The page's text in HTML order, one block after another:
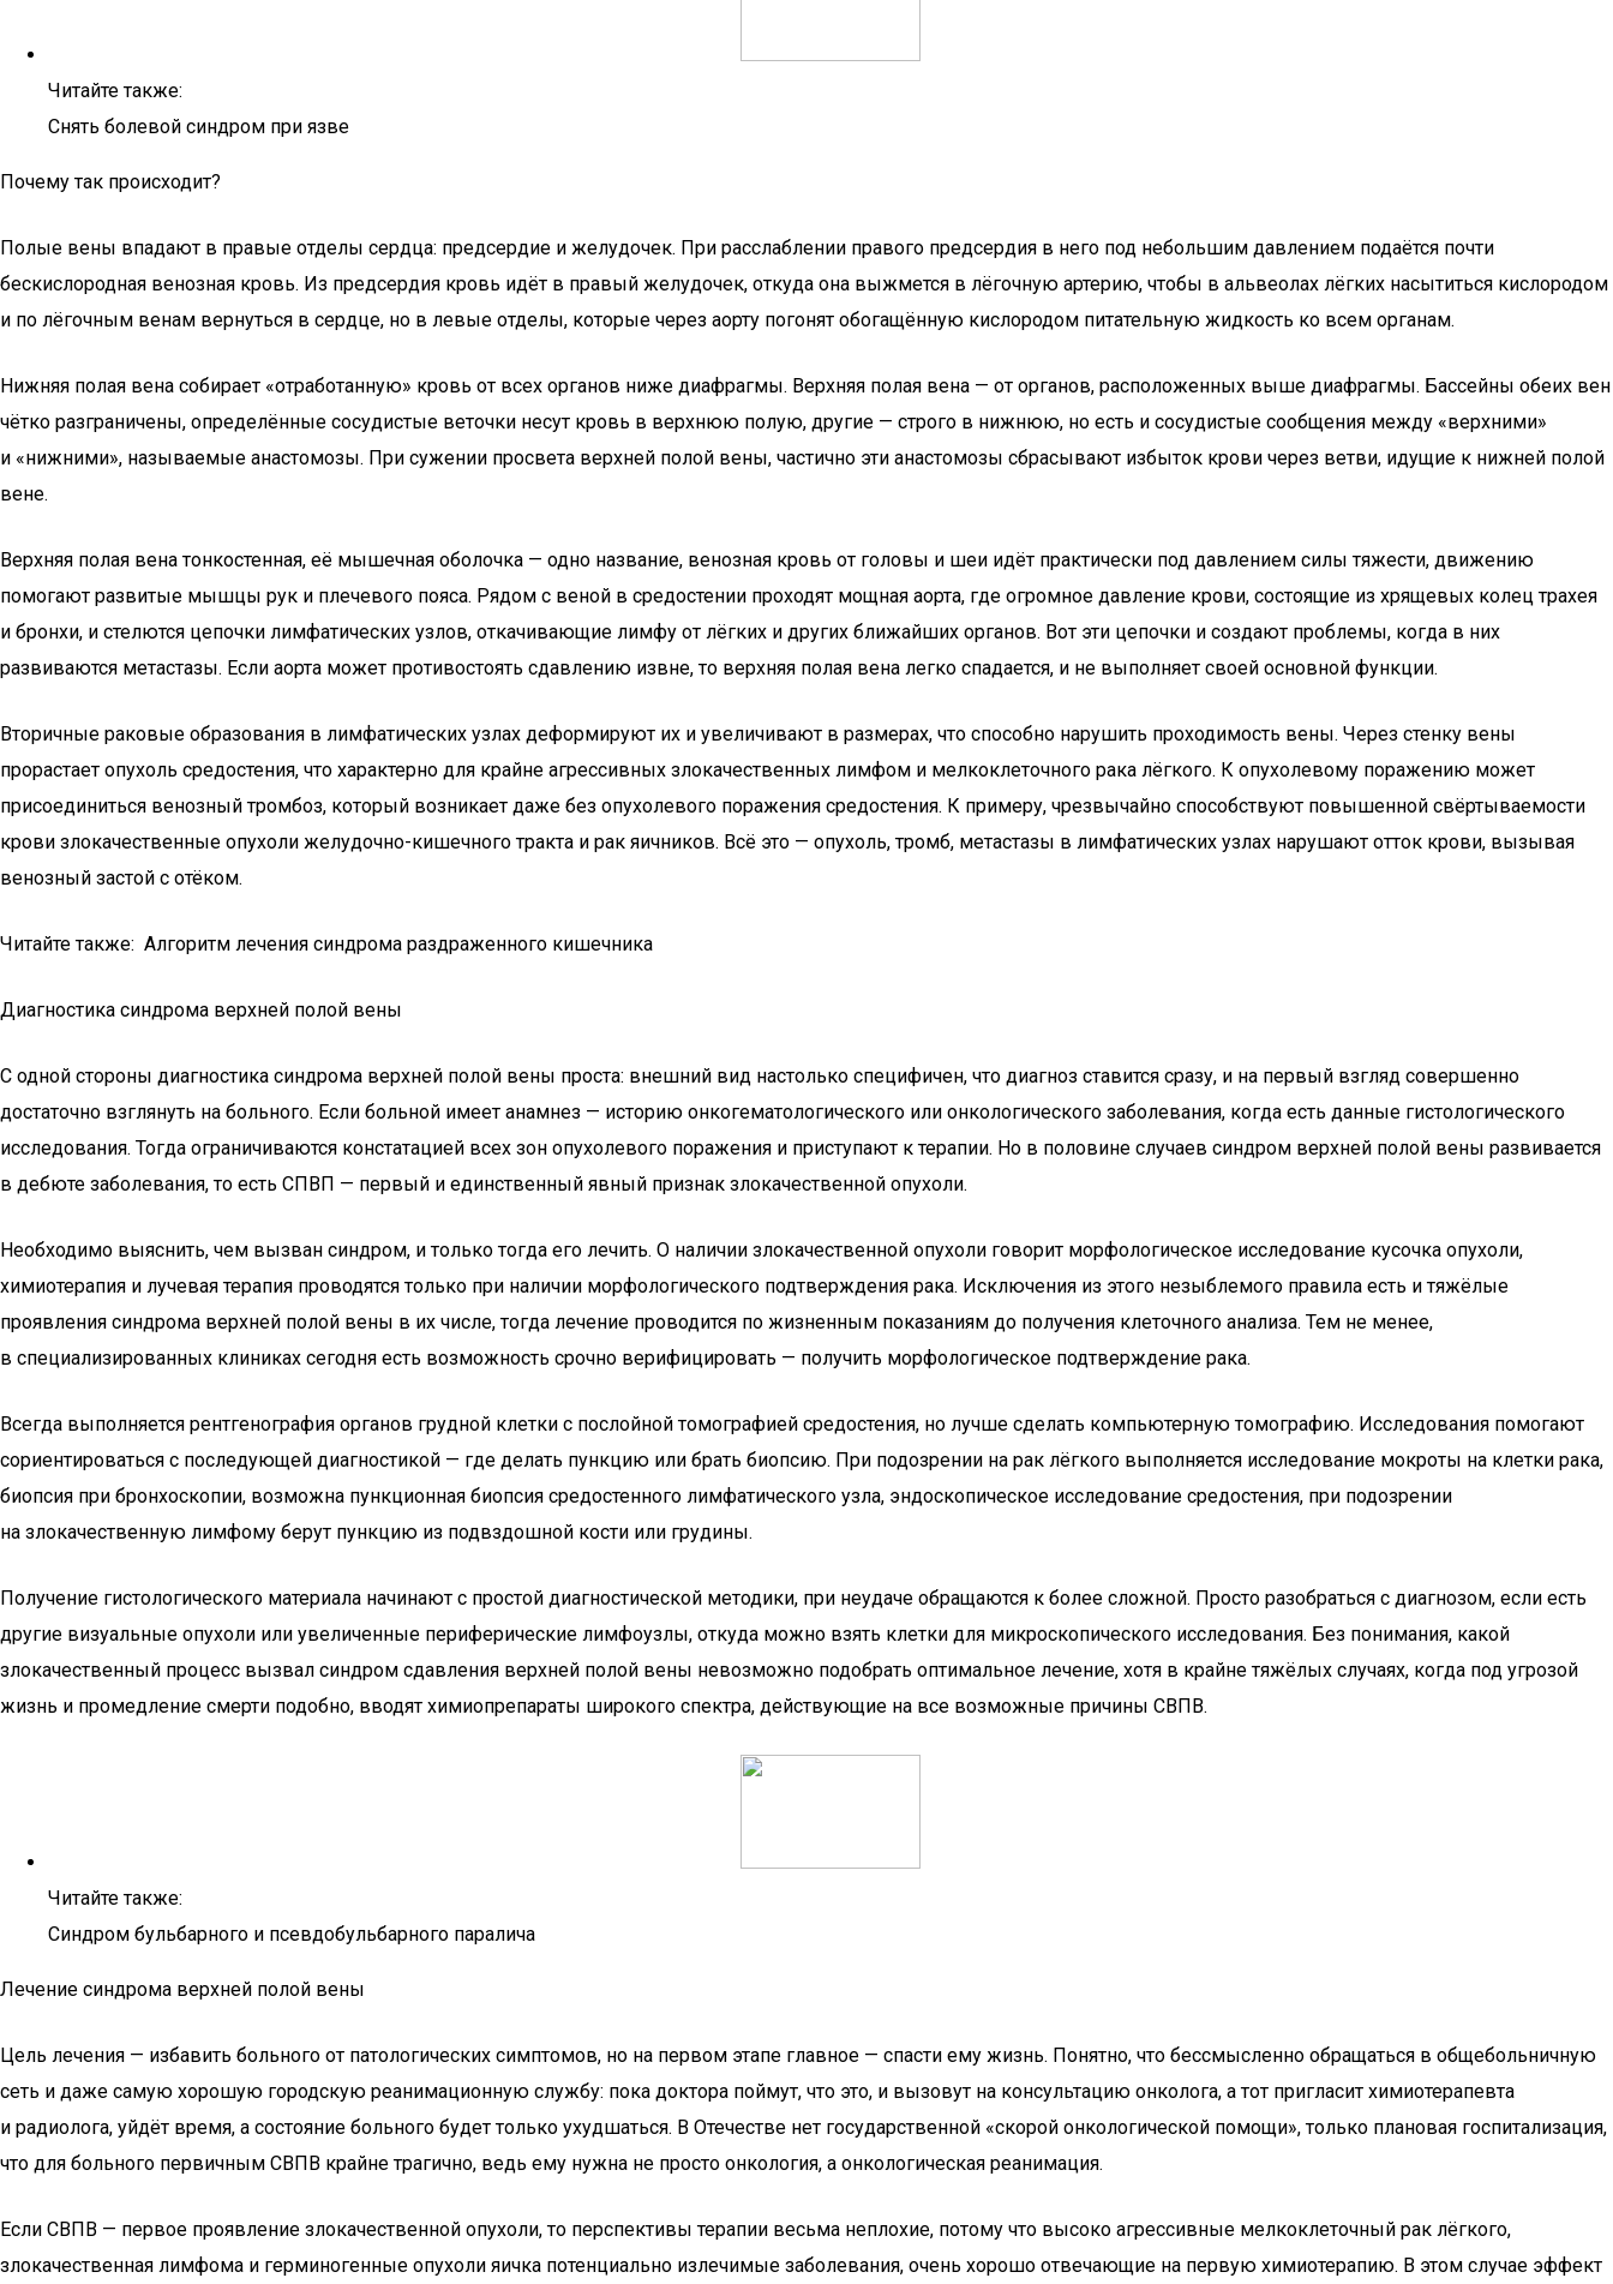
Читайте также:
Снять болевой синдром при язве
Почему так происходит?
Полые вены впадают в правые отделы сердца: предсердие и желудочек. При расслаблении правого предсердия в него под небольшим давлением подаётся почти
бескислородная венозная кровь. Из предсердия кровь идёт в правый желудочек, откуда она выжмется в лёгочную артерию, чтобы в альвеолах лёгких насытиться кислородом
и по лёгочным венам вернуться в сердце, но в левые отделы, которые через аорту погонят обогащённую кислородом питательную жидкость ко всем органам.
Нижняя полая вена собирает «отработанную» кровь от всех органов ниже диафрагмы. Верхняя полая вена — от органов, расположенных выше диафрагмы. Бассейны обеих вен
чётко разграничены, определённые сосудистые веточки несут кровь в верхнюю полую, другие — строго в нижнюю, но есть и сосудистые сообщения между «верхними»
и «нижними», называемые анастомозы. При сужении просвета верхней полой вены, частично эти анастомозы сбрасывают избыток крови через ветви, идущие к нижней полой
вене.
Верхняя полая вена тонкостенная, её мышечная оболочка — одно название, венозная кровь от головы и шеи идёт практически под давлением силы тяжести, движению
помогают развитые мышцы рук и плечевого пояса. Рядом с веной в средостении проходят мощная аорта, где огромное давление крови, состоящие из хрящевых колец трахея
и бронхи, и стелются цепочки лимфатических узлов, откачивающие лимфу от лёгких и других ближайших органов. Вот эти цепочки и создают проблемы, когда в них
развиваются метастазы. Если аорта может противостоять сдавлению извне, то верхняя полая вена легко спадается, и не выполняет своей основной функции.
Вторичные раковые образования в лимфатических узлах деформируют их и увеличивают в размерах, что способно нарушить проходимость вены. Через стенку вены
прорастает опухоль средостения, что характерно для крайне агрессивных злокачественных лимфом и мелкоклеточного рака лёгкого. К опухолевому поражению может
присоединиться венозный тромбоз, который возникает даже без опухолевого поражения средостения. К примеру, чрезвычайно способствуют повышенной свёртываемости
крови злокачественные опухоли желудочно-кишечного тракта и рак яичников. Всё это — опухоль, тромб, метастазы в лимфатических узлах нарушают отток крови, вызывая
венозный застой с отёком.
Читайте также: Алгоритм лечения синдрома раздраженного кишечника
Диагностика синдрома верхней полой вены
С одной стороны диагностика синдрома верхней полой вены проста: внешний вид настолько специфичен, что диагноз ставится сразу, и на первый взгляд совершенно
достаточно взглянуть на больного. Если больной имеет анамнез — историю онкогематологического или онкологического заболевания, когда есть данные гистологического
исследования. Тогда ограничиваются констатацией всех зон опухолевого поражения и приступают к терапии. Но в половине случаев синдром верхней полой вены развивается
в дебюте заболевания, то есть СПВП — первый и единственный явный признак злокачественной опухоли.
Необходимо выяснить, чем вызван синдром, и только тогда его лечить. О наличии злокачественной опухоли говорит морфологическое исследование кусочка опухоли,
химиотерапия и лучевая терапия проводятся только при наличии морфологического подтверждения рака. Исключения из этого незыблемого правила есть и тяжёлые
проявления синдрома верхней полой вены в их числе, тогда лечение проводится по жизненным показаниям до получения клеточного анализа. Тем не менее,
в специализированных клиниках сегодня есть возможность срочно верифицировать — получить морфологическое подтверждение рака.
Всегда выполняется рентгенография органов грудной клетки с послойной томографией средостения, но лучше сделать компьютерную томографию. Исследования помогают
сориентироваться с последующей диагностикой — где делать пункцию или брать биопсию. При подозрении на рак лёгкого выполняется исследование мокроты на клетки рака,
биопсия при бронхоскопии, возможна пункционная биопсия средостенного лимфатического узла, эндоскопическое исследование средостения, при подозрении
на злокачественную лимфому берут пункцию из подвздошной кости или грудины.
Получение гистологического материала начинают с простой диагностической методики, при неудаче обращаются к более сложной. Просто разобраться с диагнозом, если есть
другие визуальные опухоли или увеличенные периферические лимфоузлы, откуда можно взять клетки для микроскопического исследования. Без понимания, какой
злокачественный процесс вызвал синдром сдавления верхней полой вены невозможно подобрать оптимальное лечение, хотя в крайне тяжёлых случаях, когда под угрозой
жизнь и промедление смерти подобно, вводят химиопрепараты широкого спектра, действующие на все возможные причины СВПВ.
Читайте также:
Синдром бульбарного и псевдобульбарного паралича
Лечение синдрома верхней полой вены
Цель лечения — избавить больного от патологических симптомов, но на первом этапе главное — спасти ему жизнь. Понятно, что бессмысленно обращаться в общебольничную
сеть и даже самую хорошую городскую реанимационную службу: пока доктора поймут, что это, и вызовут на консультацию онколога, а тот пригласит химиотерапевта
и радиолога, уйдёт время, а состояние больного будет только ухудшаться. В Отечестве нет государственной «скорой онкологической помощи», только плановая госпитализация,
что для больного первичным СВПВ крайне трагично, ведь ему нужна не просто онкология, а онкологическая реанимация.
Если СВПВ — первое проявление злокачественной опухоли, то перспективы терапии весьма неплохие, потому что высоко агрессивные мелкоклеточный рак лёгкого,
злокачественная лимфома и герминогенные опухоли яичка потенциально излечимые заболевания, очень хорошо отвечающие на первую химиотерапию. В этом случае эффект